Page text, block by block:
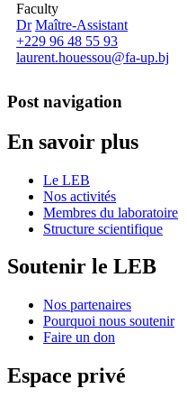
Faculty
Dr Maître-Assistant
+229 96 48 55 93
laurent.houessou@fa-up.bj
Post navigation
En savoir plus
Le LEB
Nos activités
Membres du laboratoire
Structure scientifique
Soutenir le LEB
Nos partenaires
Pourquoi nous soutenir
Faire un don
Espace privé